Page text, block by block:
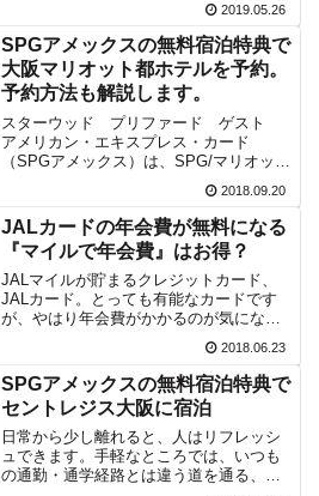
れているファーストクラスですが、航空
券を購入すると100万円以上することも稀
ではありません。...
2019.05.26
SPGアメックスの無料宿泊特典で
大阪マリオット都ホテルを予約。
予約方法も解説します。
スターウッド プリファード ゲスト
アメリカン・エキスプレス・カード
（SPGアメックス）は、SPG/マリオッ
ット・リワード参加ホテル）でお得に使
え、貯めたポイントはホテルの無料宿泊
特典やマイルへの交換に使...
2018.09.20
JALカードの年会費が無料になる
『マイルで年会費』はお得？
JALマイルが貯まるクレジットカード、
JALカード。とっても有能なカードです
が、やはり年会費がかかるのが気になる
で、年会費を払ってまでJALカードに入
会する意味があるのか？考えてしまいま
すよね。結論から申...
2018.06.23
SPGアメックスの無料宿泊特典で
セントレジス大阪に宿泊
日常から少し離れると、人はリフレッシ
ュできます。手軽なところでは、いつも
の通勤・通学経路とは違う道を通る、そ